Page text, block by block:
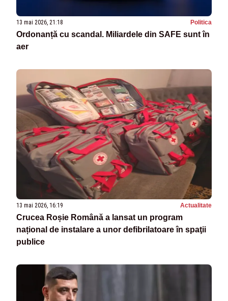
13 mai 2026, 21:18 Politica
Ordonanță cu scandal. Miliardele din SAFE sunt în
aer
13 mai 2026, 16:19 Actualitate
Crucea Roșie Română a lansat un program
național de instalare a unor defibrilatoare în spaţii
publice